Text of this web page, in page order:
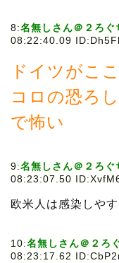
8:名無しさん＠２ろぐ
08:22:40.09
ドイツがこ
コロの恐ろ
で怖い
9:名無しさん＠２ろぐ
08:23:07.50
欧米人は感染しや
10:名無しさん＠２ろ
08:23:17.62